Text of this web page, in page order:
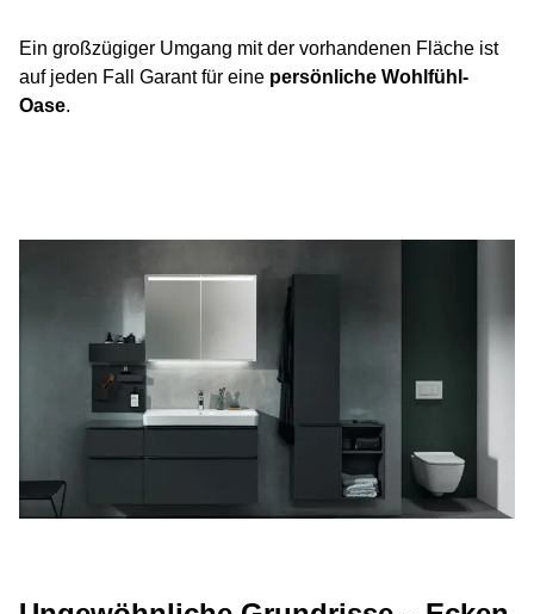
Ein großzügiger Umgang mit der vorhandenen Fläche ist
auf jeden Fall Garant für eine persönliche Wohlfühl-
Oase.